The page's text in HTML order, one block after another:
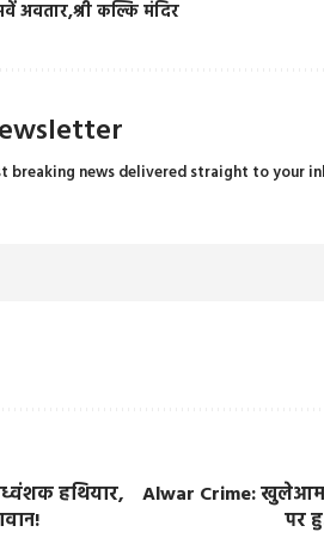
अवतारश्री कल्कि मंदिर
breaking news delivered straight to your
हथियार,
Alwar Crime: खुलेआम
पर